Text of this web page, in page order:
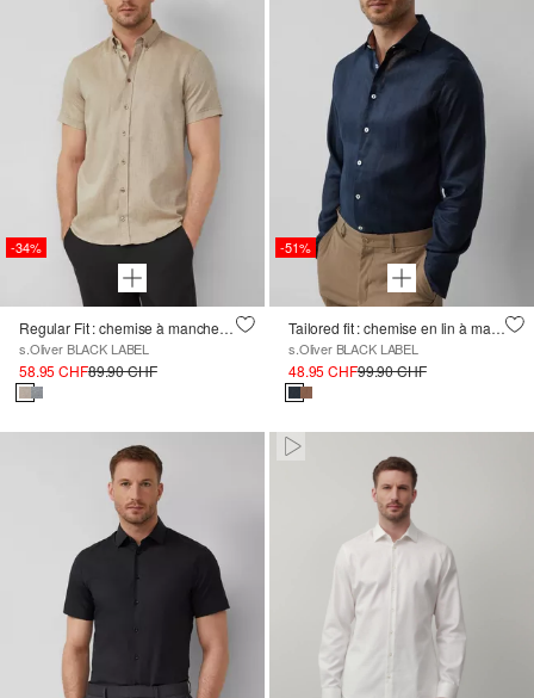
-34%
Regular Fit : chemise à manches courtes de haute qualité en lin mélangé
s.Oliver BLACK LABEL
58.95 CHF89.90 CHF
-51%
Tailored fit : chemise en lin à manches longues avec une brillance élégante
s.Oliver BLACK LABEL
48.95 CHF99.90 CHF
Paused • Muted